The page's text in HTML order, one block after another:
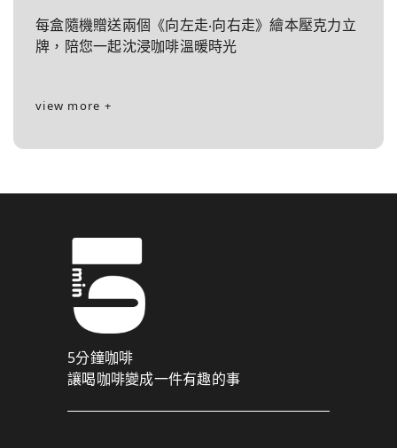
每盒隨機贈送兩個《向左走‧向右走》繪本壓克力立
牌，陪您一起沈浸咖啡溫暖時光
view more +
5分鐘咖啡
讓喝咖啡變成一件有趣的事